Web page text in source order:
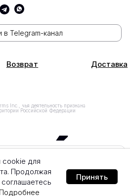
в корзину
для
Продолжая
Подробнее
Принять
Inc., чья деятельность признана
Российской Федерации
Возврат Доставка
в Telegram-канал